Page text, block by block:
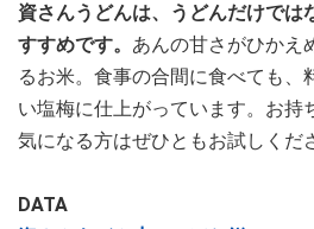
資さんうどんは、うどんだけでは
すすめです。 あんの甘さがひかえ
るお米。食事の合間に食べても、
い塩梅に仕上がっています。お持
気になる方はぜひともお試しくだ
DATA